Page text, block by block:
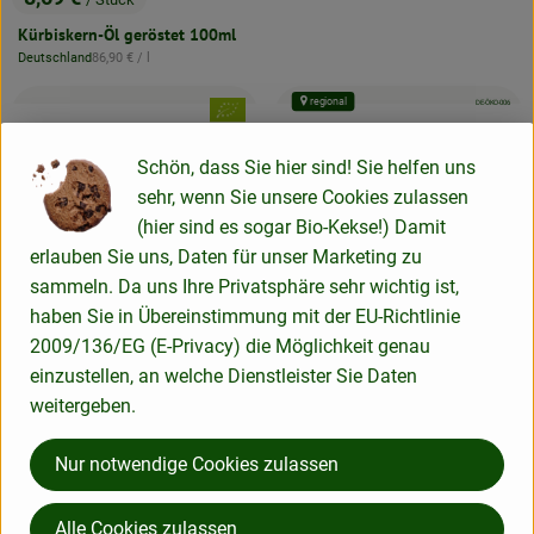
, Preis:
Kürbiskern-Öl geröstet 100ml
, Herkunft:
Deutschland, Referenzpreis:
86,90 € / l
, Preis:
3,99 €/ Stück
Pfeffer schwarz, ganz 55g
, Herkunft:
1 Stückeingeplant
, Verband:
, Herkunft:
1 Stückeingeplant
, Kontrollstelle:
DE-ÖKO-006
regional
Schön, dass Sie hier sind! Sie helfen uns
sehr, wenn Sie unsere Cookies zulassen
(hier sind es sogar Bio-Kekse!) Damit
erlauben Sie uns, Daten für unser Marketing zu
sammeln. Da uns Ihre Privatsphäre sehr wichtig ist,
haben Sie in Übereinstimmung mit der EU-Richtlinie
2009/136/EG (E-Privacy) die Möglichkeit genau
einzustellen, an welche Dienstleister Sie Daten
weitergeben.
Nur notwendige Cookies zulassen
Alle Cookies zulassen